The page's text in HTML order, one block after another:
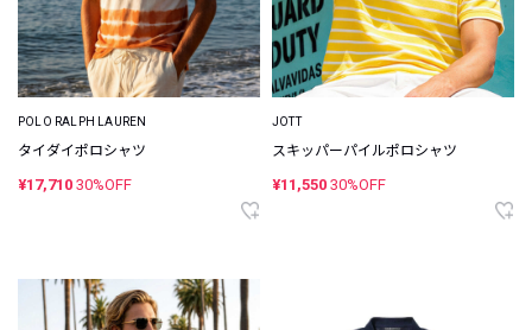
POLO RALPH LAUREN
タイダイポロシャツ
¥17,710 30%OFF
JOTT
スキッパーパイルポロシャツ
¥11,550 30%OFF